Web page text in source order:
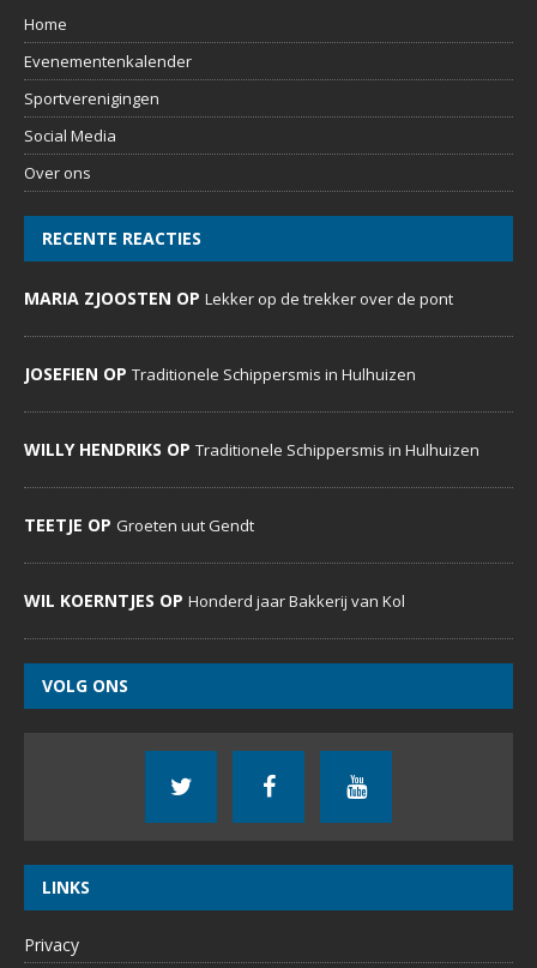
Home
Evenementenkalender
Sportverenigingen
Social Media
Over ons
RECENTE REACTIES
MARIA ZJOOSTEN OP Lekker op de trekker over de pont
JOSEFIEN OP Traditionele Schippersmis in Hulhuizen
WILLY HENDRIKS OP Traditionele Schippersmis in Hulhuizen
TEETJE OP Groeten uut Gendt
WIL KOERNTJES OP Honderd jaar Bakkerij van Kol
VOLG ONS
LINKS
Privacy